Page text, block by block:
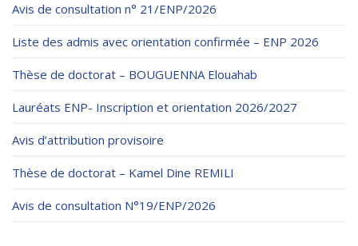
Avis de consultation n° 21/ENP/2026
Liste des admis avec orientation confirmée – ENP 2026
Thèse de doctorat – BOUGUENNA Elouahab
Lauréats ENP- Inscription et orientation 2026/2027
Avis d’attribution provisoire
Thèse de doctorat – Kamel Dine REMILI
Avis de consultation N°19/ENP/2026